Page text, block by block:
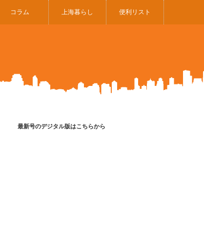
コラム 上海暮らし 便利リスト
最新号のデジタル版はこちらから